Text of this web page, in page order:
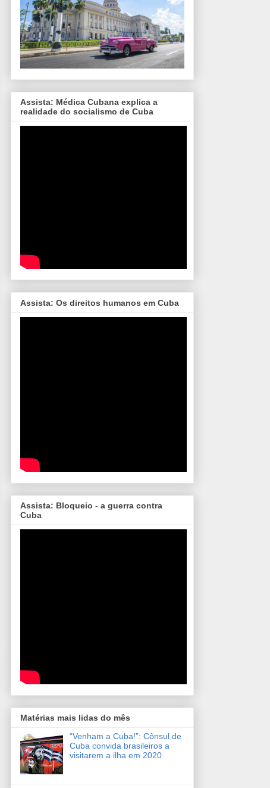
Assista: Médica Cubana explica a
realidade do socialismo de Cuba
Assista: Os direitos humanos em Cuba
Assista: Bloqueio - a guerra contra
Cuba
Matérias mais lidas do mês
“Venham a Cuba!”: Cônsul de
Cuba convida brasileiros a
visitarem a ilha em 2020